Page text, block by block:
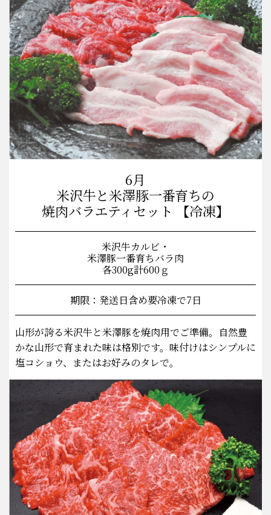
6月
米沢牛と米澤豚一番育ちの
焼肉バラエティセット 【冷凍】
米沢牛カルビ・
米澤豚一番育ちバラ肉
各300g計600ｇ
期限：発送日含め要冷凍で7日
山形が誇る米沢牛と米澤豚を焼肉用でご準備。自然豊
かな山形で育まれた味は格別です。味付けはシンプルに
塩コショウ、またはお好みのタレで。